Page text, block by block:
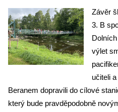
Závěr
3. B
výlet
učiteli
Beranem dopravili do cílové
který bude pravděpodobně